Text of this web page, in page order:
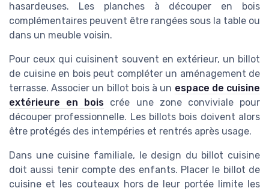
hasardeuses. Les planches à découper en bois
complémentaires peuvent être rangées sous la table ou
dans un meuble voisin.
Pour ceux qui cuisinent souvent en extérieur, un billot
de cuisine en bois peut compléter un aménagement de
terrasse. Associer un billot bois à un espace de cuisine
extérieure en bois crée une zone conviviale pour
découper professionnelle. Les billots bois doivent alors
être protégés des intempéries et rentrés après usage.
Dans une cuisine familiale, le design du billot cuisine
doit aussi tenir compte des enfants. Placer le billot de
cuisine et les couteaux hors de leur portée limite les